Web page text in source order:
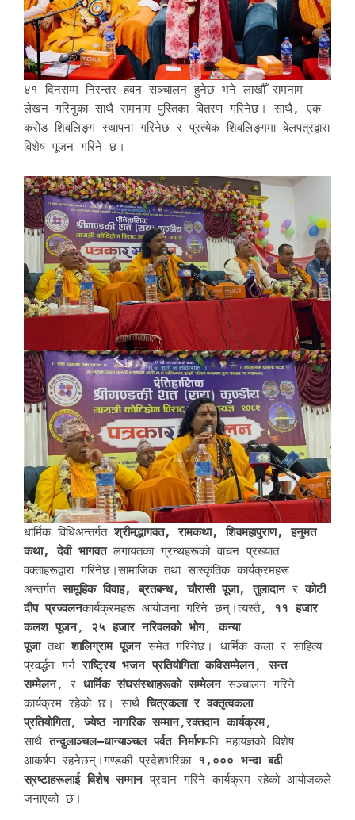
४१ दिनसम्म निरन्तर हवन सञ्चालन हुनेछ भने लाखौँ रामनाम
लेखन गरिनुका साथै रामनाम पुस्तिका वितरण गरिनेछ। साथै, एक
करोड शिवलिङ्ग स्थापना गरिनेछ र प्रत्येक शिवलिङ्गमा बेलपत्रद्वारा
विशेष पूजन गरिने छ।
धार्मिक विधिअन्तर्गतश्रीमद्भागवत, रामकथा, शिवमहापुराण, हनुमत
कथा, देवी भागवतलगायतका ग्रन्थहरूको वाचन प्रख्यात
वक्ताहरूद्वारा गरिनेछ।सामाजिक तथा सांस्कृतिक कार्यक्रमहरू
अन्तर्गतसामूहिक विवाह, ब्रतबन्ध, चौरासी पूजा, तुलादानरकोटी
दीप प्रज्वलनकार्यक्रमहरू आयोजना गरिने छन्।त्यस्तै, ११ हजार
कलश पूजन, २५ हजार नरिवलको भोग,कन्या
पूजातथाशालिग्राम पूजनसमेत गरिनेछ। धार्मिक कला र साहित्य
प्रवर्द्धन गर्नराष्ट्रिय भजन प्रतियोगिता कविसम्मेलन,सन्त
सम्मेलन, र धार्मिक संघसंस्थाहरूको सम्मेलनसञ्चालन गरिने
कार्यक्रम रहेको छ। साथैचित्रकला र वक्तृत्वकला
प्रतियोगिता,ज्येष्ठ नागरिक सम्मान,रक्तदान कार्यक्रम,
साथैतन्दुलाञ्चल–धान्याञ्चल पर्वत निर्माणपनि महायज्ञको विशेष
आकर्षण रहनेछन्।गण्डकी प्रदेशभरिका १,००० भन्दा बढी
स्रष्टाहरूलाई विशेष सम्मानप्रदान गरिने कार्यक्रम रहेको आयोजकले
जनाएको छ।